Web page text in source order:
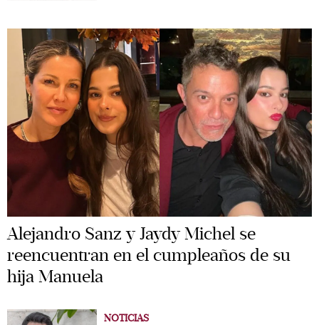
Alejandro Sanz y Jaydy Michel se
reencuentran en el cumpleaños de su
hija Manuela
NOTICIAS